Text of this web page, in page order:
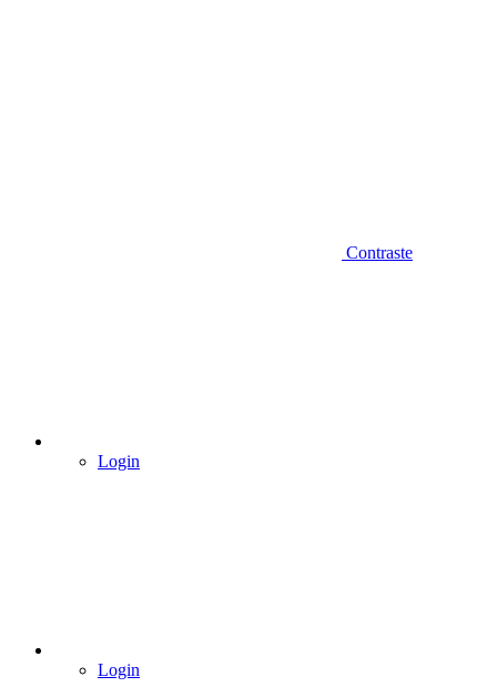
Contraste
Login
Login